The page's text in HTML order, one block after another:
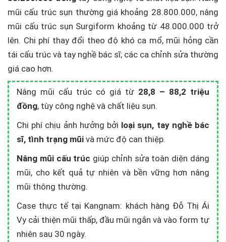
mũi cấu trúc sụn thường giá khoảng 28.800.000, nâng
mũi cấu trúc sụn Surgiform khoảng từ 48.000.000 trở
lên. Chi phí thay đổi theo độ khó ca mổ, mũi hỏng cần
tái cấu trúc và tay nghề bác sĩ; các ca chỉnh sửa thường
giá cao hơn.
Nâng mũi cấu trúc có giá từ 28,8 – 88,2 triệu
đồng, tùy công nghệ và chất liệu sụn.
Chi phí chịu ảnh hưởng bởi loại sụn, tay nghề bác
sĩ, tình trạng mũi và mức độ can thiệp.
Nâng mũi cấu trúc giúp chỉnh sửa toàn diện dáng
mũi, cho kết quả tự nhiên và bền vững hơn nâng
mũi thông thường.
Case thực tế tại Kangnam: khách hàng Đỗ Thị Ái
Vy cải thiện mũi thấp, đầu mũi ngắn và vào form tự
nhiên sau 30 ngày.